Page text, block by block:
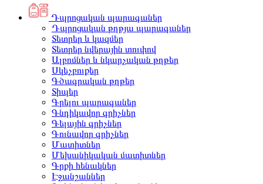
Դպրոցական պարագաներ
Դպրոցական թղթյա պարագաներ
Տետրեր և կազմեր
Տետրեր նվերային տուփով
Ալբոմներ և նկարչական թղթեր
Սկեչբուքեր
Գծագրական թղթեր
Տիպեր
Գրելու պարագաներ
Գնդիկավոր գրիչներ
Գելային գրիչներ
Գունավոր գրիչներ
Մատիտներ
Մեխանիկական մատիտներ
Գրքի հենակներ
Էջանշաններ